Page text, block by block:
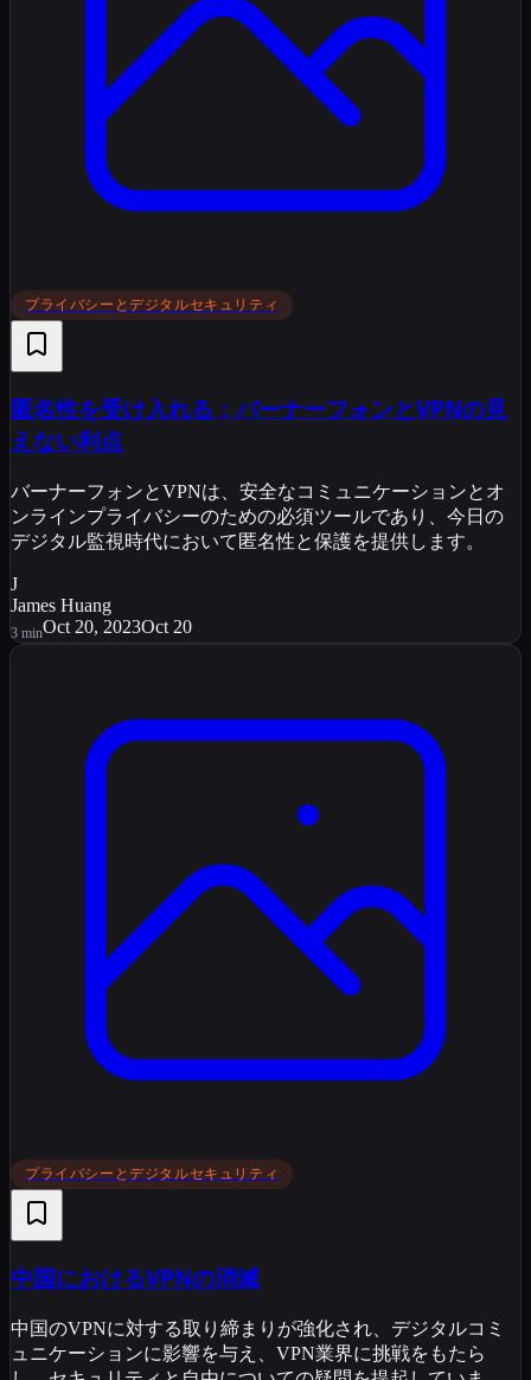
プライバシーとデジタルセキュリティ
匿名性を受け入れる：バーナーフォンとVPNの見
えない利点
バーナーフォンとVPNは、安全なコミュニケーションとオ
ンラインプライバシーのための必須ツールであり、今日の
デジタル監視時代において匿名性と保護を提供します。
J
James Huang
3 minOct 20, 2023Oct 20
プライバシーとデジタルセキュリティ
中国におけるVPNの消滅
中国のVPNに対する取り締まりが強化され、デジタルコミ
ュニケーションに影響を与え、VPN業界に挑戦をもたら